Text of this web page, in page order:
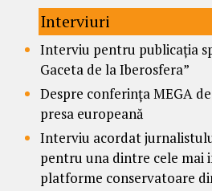
Interviuri
Interviu pentru publicația
Gaceta de la Iberosfera”
Despre conferința MEGA
presa europeană
Interviu acordat
pentru una dintre cele mai
platforme conservatoare